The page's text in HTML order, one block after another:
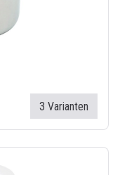
3 Varianten